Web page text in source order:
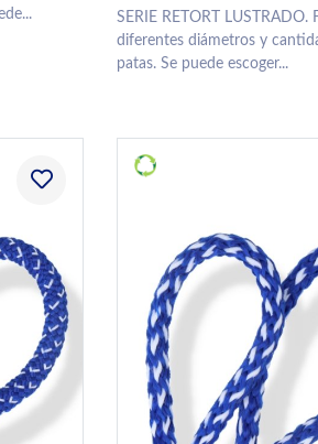
SERIE RETORT LUSTRADO.
diferentes diámetros y
patas. Se puede escoger...